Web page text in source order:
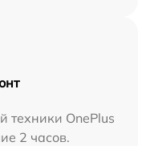
техники OnePlus
2 часов.